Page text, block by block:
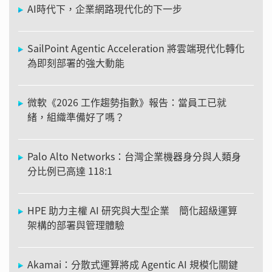
AI時代下，企業網路現代化的下一步
SailPoint Agentic Acceleration 將雲端現代化轉化
為即刻部署的強大動能
微軟《2026 工作趨勢指數》報告：當員工已就
緒，組織準備好了嗎？
Palo Alto Networks：台灣企業機器身分與人類身
分比例已高達 118:1
HPE 助力主權 AI 研究與大型企業 簡化超級運算
架構的部署與管理體驗
Akamai：分散式運算將成 Agentic AI 規模化關鍵